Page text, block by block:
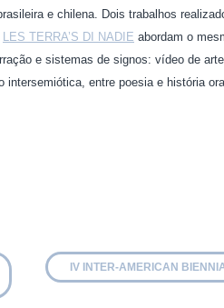
e chilena. Dois trabalhos
LES TERRA’S DI NADIE abordam o
e sistemas de signos: vídeo de
intersemiótica, entre poesia e história
IV INTER-AMERICAN